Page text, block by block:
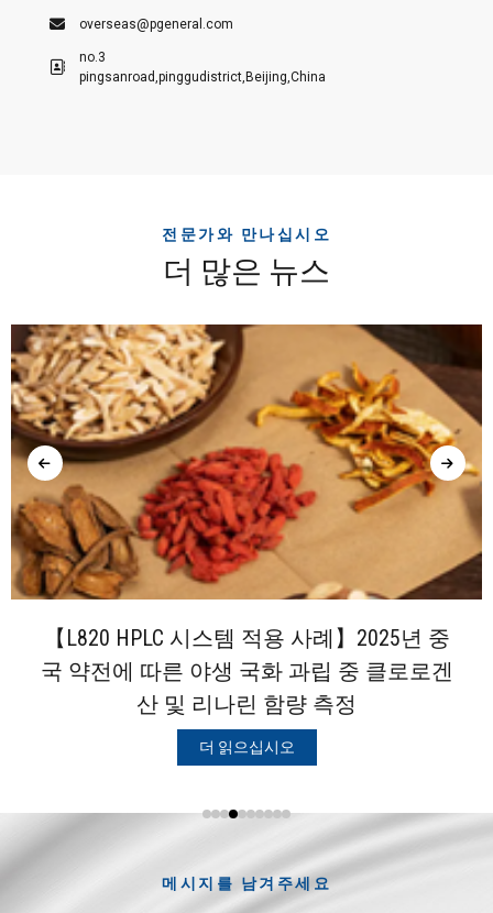
overseas@pgeneral.com
no.3
pingsanroad,pinggudistrict,Beijing,China
전문가와 만나십시오
더 많은 뉴스
【L820 HPLC 시스템 적용 사례】2025년 중
국 약전에 따른 야생 국화 과립 중 클로로겐
산 및 리나린 함량 측정
더 읽으십시오
메시지를 남겨주세요